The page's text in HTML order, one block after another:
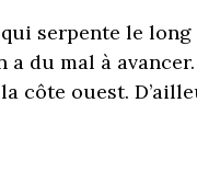
serpente le
a du mal à
côte ouest.